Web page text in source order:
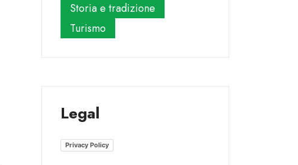
Storia e tradizione
Turismo
Legal
Privacy Policy